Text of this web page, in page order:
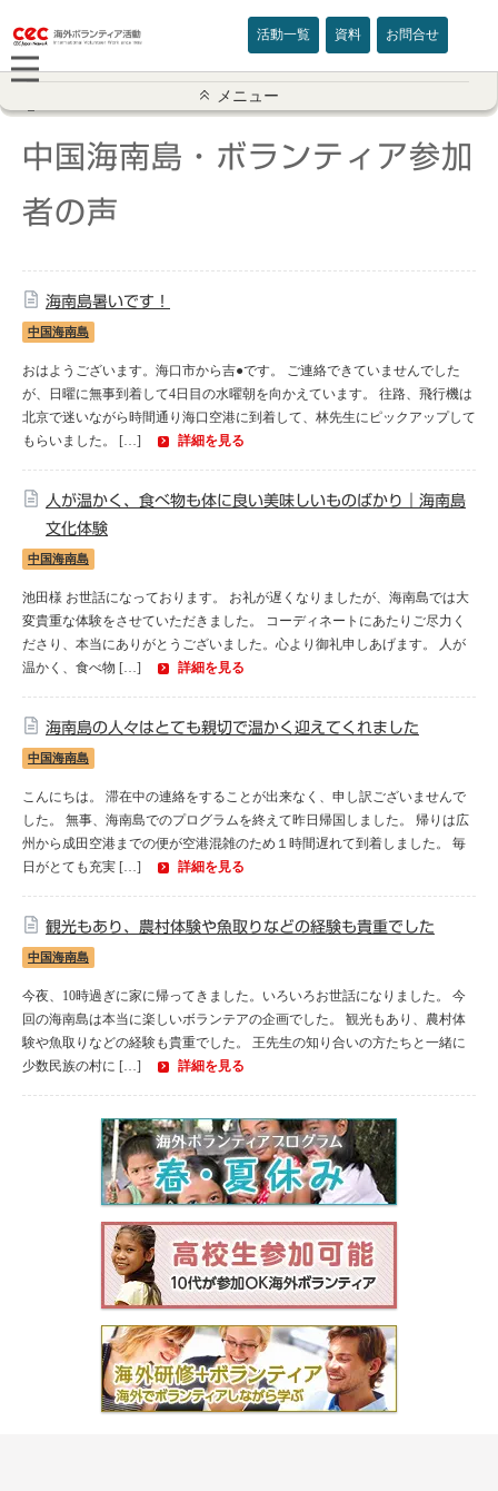
活動一覧 資料 お問合せ
アメリカ
イギリス
オーストラリア
カナダ
カンボジア
スリランカ
セブ
台湾
中国/海南島
ニュージーランド
ネパール
バリ
マルタ島
モンゴル
ジョグジャ
ハンガリー
ギリシャ
メニュー
中国海南島・ボランティア参加
者の声
海南島暑いです！
中国海南島
おはようございます。海口市から吉●です。 ご連絡できていませんでした
が、日曜に無事到着して4日目の水曜朝を向かえています。 往路、飛行機は
北京で迷いながら時間通り海口空港に到着して、林先生にピックアップして
もらいました。 […]
詳細を見る
人が温かく、食べ物も体に良い美味しいものばかり｜海南島
文化体験
中国海南島
池田様 お世話になっております。 お礼が遅くなりましたが、海南島では大
変貴重な体験をさせていただきました。 コーディネートにあたりご尽力く
ださり、本当にありがとうございました。心より御礼申しあげます。 人が
温かく、食べ物 […]
詳細を見る
海南島の人々はとても親切で温かく迎えてくれました
中国海南島
こんにちは。 滞在中の連絡をすることが出来なく、申し訳ございませんで
した。 無事、海南島でのプログラムを終えて昨日帰国しました。 帰りは広
州から成田空港までの便が空港混雑のため１時間遅れて到着しました。 毎
日がとても充実 […]
詳細を見る
観光もあり、農村体験や魚取りなどの経験も貴重でした
中国海南島
今夜、10時過ぎに家に帰ってきました。いろいろお世話になりました。 今
回の海南島は本当に楽しいボランテアの企画でした。 観光もあり、農村体
験や魚取りなどの経験も貴重でした。 王先生の知り合いの方たちと一緒に
少数民族の村に […]
詳細を見る